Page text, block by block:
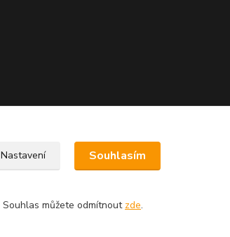
Nastavení Souhlasím
Souhlas můžete odmítnout zde.